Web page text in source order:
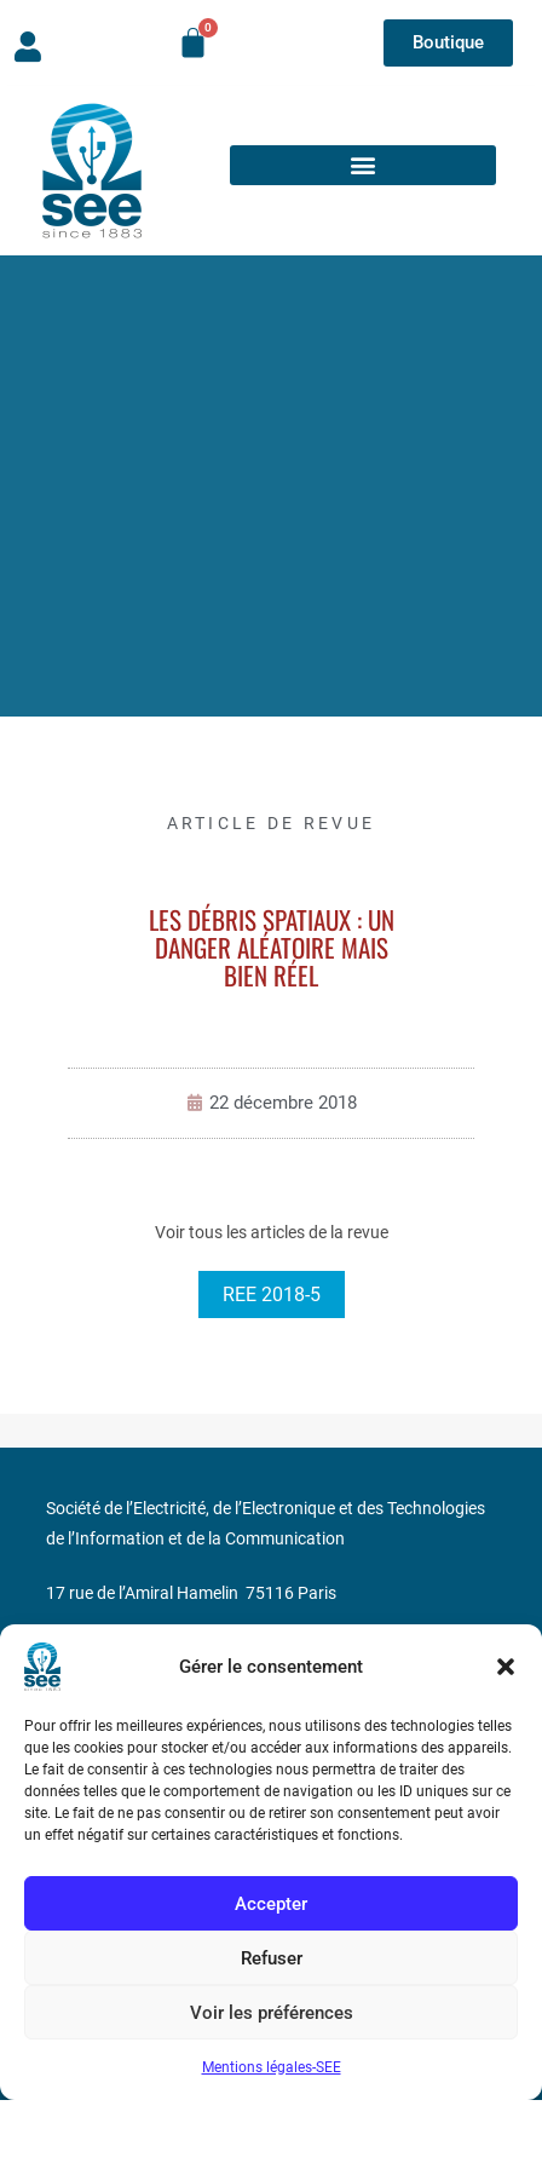
Gérer le consentement
Pour offrir les meilleures expériences, nous utilisons des technologies telles
que les cookies pour stocker et/ou accéder aux informations des appareils.
Le fait de consentir à ces technologies nous permettra de traiter des
données telles que le comportement de navigation ou les ID uniques sur ce
site. Le fait de ne pas consentir ou de retirer son consentement peut avoir
un effet négatif sur certaines caractéristiques et fonctions.
Accepter
Refuser
Voir les préférences
Mentions légales-SEE
Boutique
ARTICLE DE REVUE
LES DÉBRIS SPATIAUX : UN
DANGER ALÉATOIRE MAIS
BIEN RÉEL
22 décembre 2018
Voir tous les articles de la revue
REE 2018-5
Bicentenaire des découvertes d’André-
Conditions Générales de Vente
Mentions légales
Société de l’Electricité, de l’Electronique et des Technologies
de l’Information et de la Communication
17 rue de l’Amiral Hamelin 75116 Paris
Métro : « Boissière » Ligne 6 et « Iéna » Ligne 9
N° de SIREN : 785 393 232, Code APE : 9412Z TVA intra-
communautaire : FR44 785 393 232